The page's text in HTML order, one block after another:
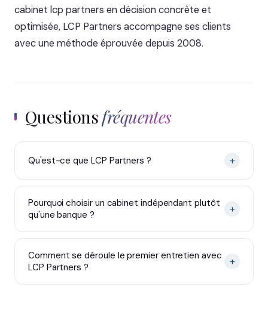
cabinet lcp partners en décision concrète et
optimisée, LCP Partners accompagne ses clients
avec une méthode éprouvée depuis 2008.
Questionsfréquentes
Qu'est-ce que LCP Partners ? +
Pourquoi choisir un cabinet indépendant plutôt
qu'une banque ?
+
Comment se déroule le premier entretien avec
LCP Partners ?
+